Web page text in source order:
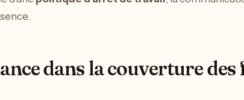
dans la couverture